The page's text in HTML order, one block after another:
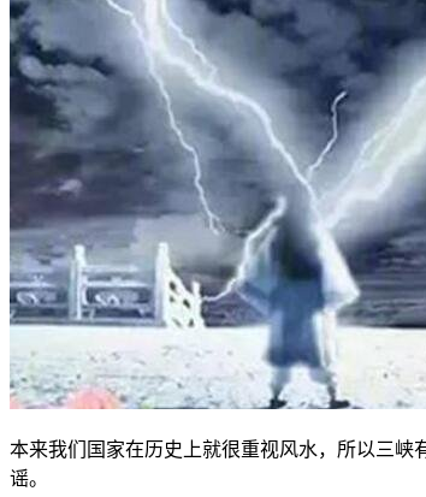
本来我们国家在历史上就很重视风水，所以三
谣。